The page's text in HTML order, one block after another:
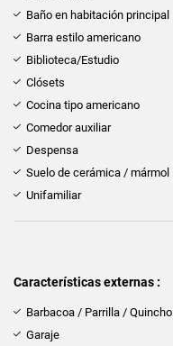
Baño en habitación principal
Barra estilo americano
Biblioteca/Estudio
Clósets
Cocina tipo americano
Comedor auxiliar
Despensa
Suelo de cerámica / mármol
Unifamiliar
Características externas :
Barbacoa / Parrilla / Quincho
Garaje